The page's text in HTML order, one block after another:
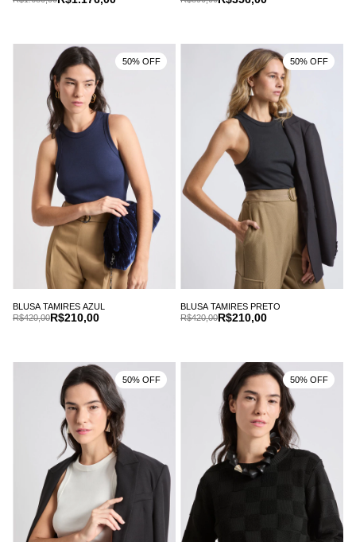
BLUSA TAMIRES AZUL
R$210,00
R$420,00
50% OFF
BLUSA TAMIRES PRETO
R$210,00
R$420,00
50% OFF
50% OFF 50% OFF